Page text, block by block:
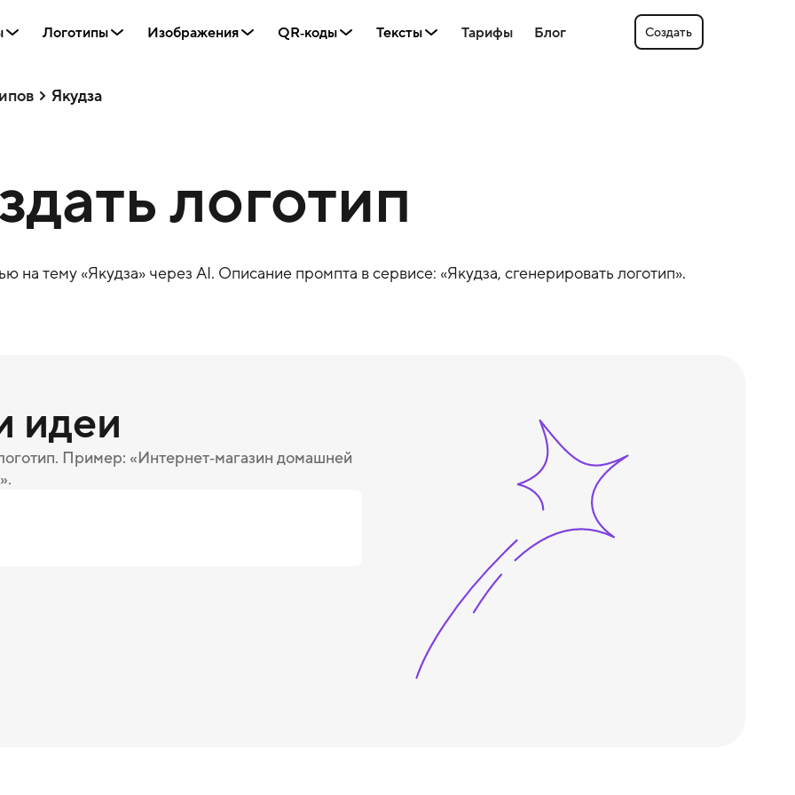
Логотипы Изображения QR‑коды Тексты Тарифы Блог Создать
Якудза
логотип
на тему «Якудза» через AI. Описание промпта в сервисе: «Якудза, сгенерировать логотип».
идеи
Пример: «Интернет‑магазин домашней